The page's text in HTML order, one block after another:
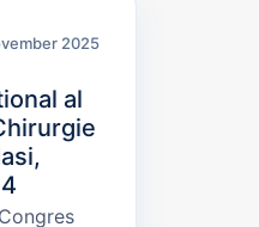
2025
al